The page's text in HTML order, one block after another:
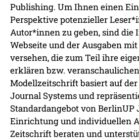
Publishing. Um Ihnen einen
Perspektive potenzieller
Autor*innen zu geben, sind die
Webseite und der Ausgaben
versehen, die zum Teil ihre
erklären bzw.
Modellzeitschrift basiert auf der
Journal Systems und
Standardangebot von BerlinUP
Einrichtung und individuellen
Zeitschrift beraten und